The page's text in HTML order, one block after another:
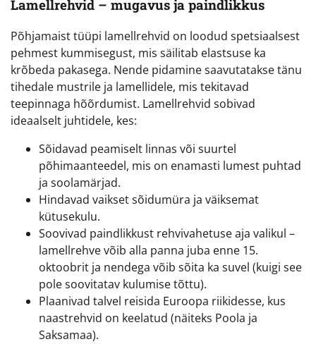
Lamellrehvid – mugavus ja paindlikkus
Põhjamaist tüüpi lamellrehvid on loodud spetsiaalsest
pehmest kummisegust, mis säilitab elastsuse ka
krõbeda pakasega. Nende pidamine saavutatakse tänu
tihedale mustrile ja lamellidele, mis tekitavad
teepinnaga hõõrdumist. Lamellrehvid sobivad
ideaalselt juhtidele, kes:
Sõidavad peamiselt linnas või suurtel
põhimaanteedel, mis on enamasti lumest puhtad
ja soolamärjad.
Hindavad vaikset sõidumüra ja väiksemat
kütusekulu.
Soovivad paindlikkust rehvivahetuse aja valikul –
lamellrehve võib alla panna juba enne 15.
oktoobrit ja nendega võib sõita ka suvel (kuigi see
pole soovitatav kulumise tõttu).
Plaanivad talvel reisida Euroopa riikidesse, kus
naastrehvid on keelatud (näiteks Poola ja
Saksamaa).